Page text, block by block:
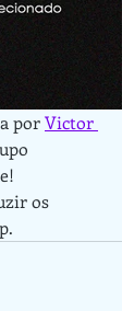
por Victor
os